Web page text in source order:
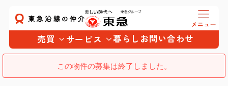
売買 サービス 暮らし お問い合わせ
この物件の募集は終了しました。